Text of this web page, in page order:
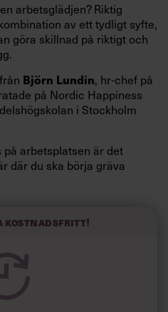
arbetsglädjen? Riktig
av ett tydligt syfte,
göra skillnad på riktigt och
Björn Lundin, hr-chef på
på Nordic Happiness
i Stockholm
arbetsplatsen är det
där du ska börja gräva
kostnadsfritt!